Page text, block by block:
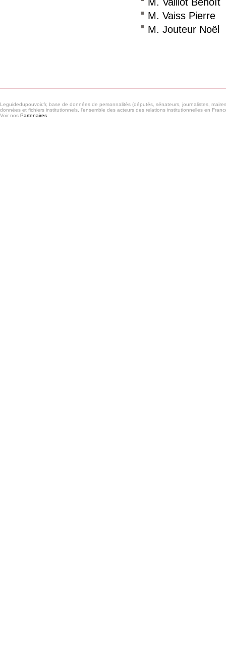
M. Vaiss Pierre
M. Jouteur Noël
Leguidedupouvoir.fr, base de données de personnalités (députés, sénateurs, journalistes,
données et fichiers institutionnels, l'ensemble des acteurs des relations institutionnelles en
Voir nos Partenaires